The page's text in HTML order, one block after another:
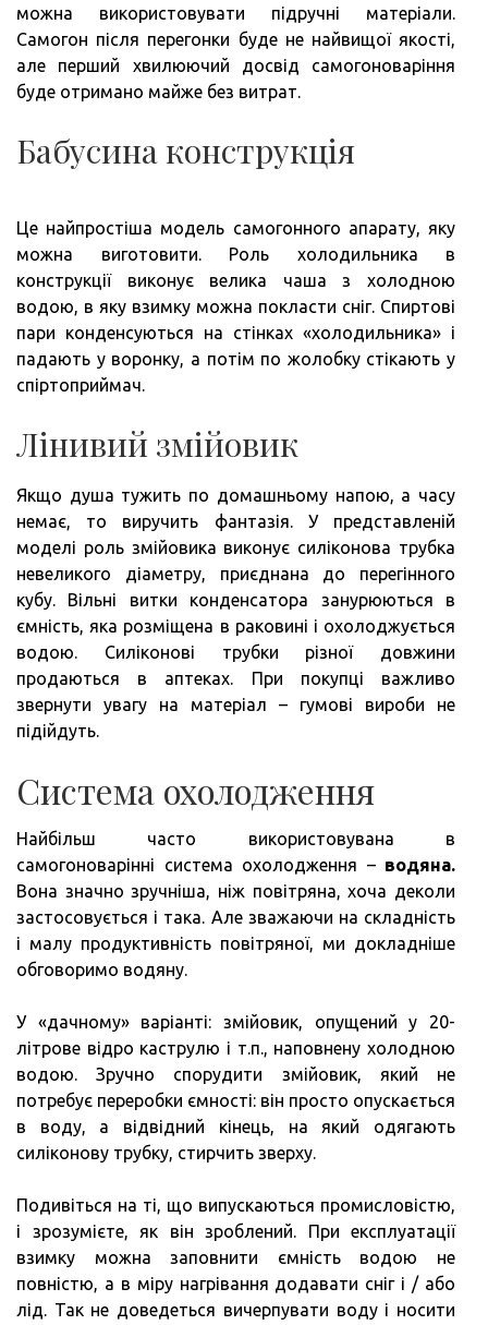
можна використовувати підручні матеріали.
Самогон після перегонки буде не найвищої якості,
але перший хвилюючий досвід самогоноваріння
буде отримано майже без витрат.
Бабусина конструкція
Це найпростіша модель самогонного апарату, яку
можна виготовити. Роль холодильника в
конструкції виконує велика чаша з холодною
водою, в яку взимку можна покласти сніг. Спиртові
пари конденсуються на стінках «холодильника» і
падають у воронку, а потім по жолобку стікають у
спіртоприймач.
Лінивий змійовик
Якщо душа тужить по домашньому напою, а часу
немає, то виручить фантазія. У представленій
моделі роль змійовика виконує силіконова трубка
невеликого діаметру, приєднана до перегінного
кубу. Вільні витки конденсатора занурюються в
ємність, яка розміщена в раковині і охолоджується
водою. Силіконові трубки різної довжини
продаються в аптеках. При покупці важливо
звернути увагу на матеріал – гумові вироби не
підійдуть.
Система охолодження
Найбільш часто використовувана в
самогоноварінні система охолодження – водяна.
Вона значно зручніша, ніж повітряна, хоча деколи
застосовується і така. Але зважаючи на складність
і малу продуктивність повітряної, ми докладніше
обговоримо водяну.
У «дачному» варіанті: змійовик, опущений у 20-
літрове відро каструлю і т.п., наповнену холодною
водою. Зручно спорудити змійовик, який не
потребує переробки ємності: він просто опускається
в воду, а відвідний кінець, на який одягають
силіконову трубку, стирчить зверху.
Подивіться на ті, що випускаються промисловістю,
і зрозумієте, як він зроблений. При експлуатації
взимку можна заповнити ємність водою не
повністю, а в міру нагрівання додавати сніг і / або
лід. Так не доведеться вичерпувати воду і носити